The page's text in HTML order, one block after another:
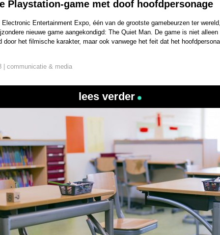
Playstation-game met doof hoofdpersonage
Electronic Entertainment Expo, één van de grootste gamebeurzen ter
nieuwe game aangekondigd: The Quiet Man. De game is niet alleen
door het filmische karakter, maar ook vanwege het feit dat het
| communicatie & media
lees verder